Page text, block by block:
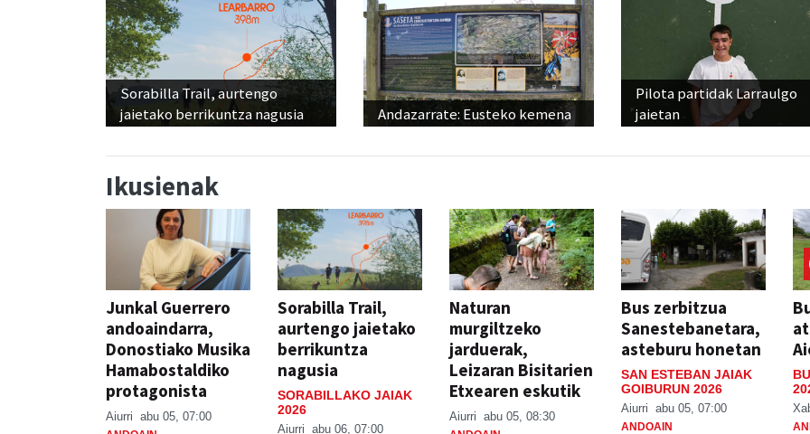
Sorabilla Trail, aurtengo
jaietako berrikuntza nagusia
Andazarrate: Eusteko kemena
Pilota partidak Larraulgo
jaietan
Ikusienak
Junkal Guerrero
andoaindarra,
Donostiako Musika
Hamabostaldiko
protagonista
Aiurri abu 05, 07:00
Sorabilla Trail,
aurtengo jaietako
berrikuntza
nagusia
SORABILLAKO JAIAK
2026
Aiurri abu 06, 07:00
Naturan
murgiltzeko
jarduerak,
Leizaran Bisitarien
Etxearen eskutik
Aiurri abu 05, 08:30
Bus zerbitzua
Sanestebanetara,
asteburu honetan
SAN ESTEBAN JAIAK
GOIBURUN 2026
Aiurri abu 05, 07:00
ANDOAIN